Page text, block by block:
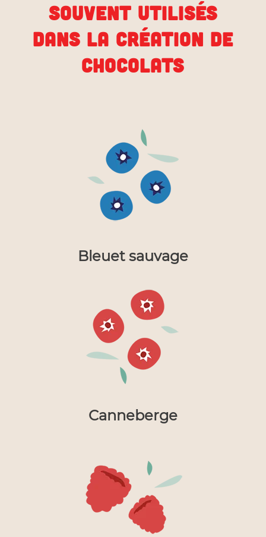
SOUVENT UTILISÉS
DANS LA CRÉATION DE
CHOCOLATS
Bleuet sauvage
Canneberge